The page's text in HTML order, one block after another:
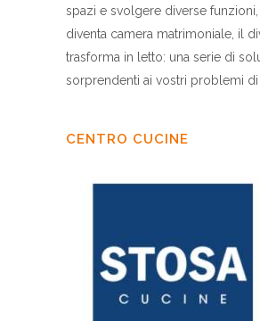
spazi e svolgere diverse
diventa camera matrimoniale, il
trasforma in letto: una serie di
sorprendenti ai vostri problemi di
CENTRO CUCINE